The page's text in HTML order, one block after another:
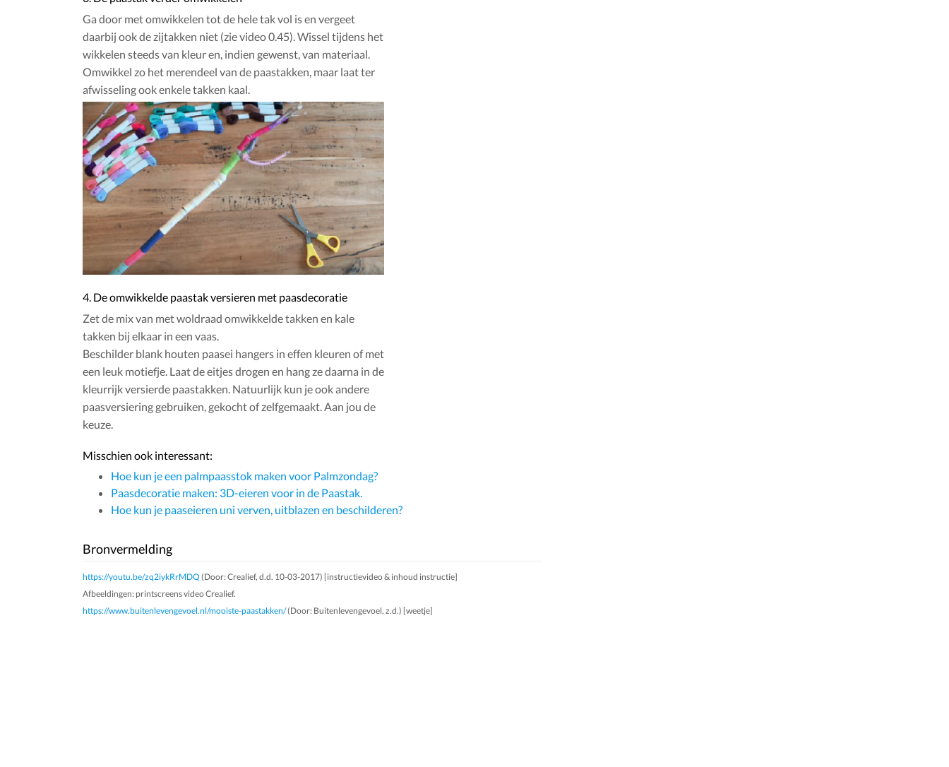
Ga door met omwikkelen tot de hele tak vol is en vergeet
daarbij ook de zijtakken niet (zie video 0.45). Wissel tijdens het
wikkelen steeds van kleur en, indien gewenst, van materiaal.
Omwikkel zo het merendeel van de paastakken, maar laat ter
afwisseling ook enkele takken kaal.
4. De omwikkelde paastak versieren met paasdecoratie
Zet de mix van met woldraad omwikkelde takken en kale
takken bij elkaar in een vaas.
Beschilder blank houten paasei hangers in effen kleuren of met
een leuk motiefje. Laat de eitjes drogen en hang ze daarna in de
kleurrijk versierde paastakken. Natuurlijk kun je ook andere
paasversiering gebruiken, gekocht of zelfgemaakt. Aan jou de
keuze.
Misschien ook interessant:
Hoe kun je een palmpaasstok maken voor Palmzondag?
Paasdecoratie maken: 3D-eieren voor in de Paastak.
Hoe kun je paaseieren uni verven, uitblazen en beschilderen?
Bronvermelding
https://youtu.be/zq2iykRrMDQ (Door: Crealief, d.d. 10-03-2017) [instructievideo & inhoud instructie]
Afbeeldingen: printscreens video Crealief.
https://www.buitenlevengevoel.nl/mooiste-paastakken/(Door: Buitenlevengevoel, z.d.) [weetje]